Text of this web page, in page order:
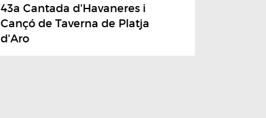
43a Cantada d'Havaneres i
Cançó de Taverna de Platja
d'Aro